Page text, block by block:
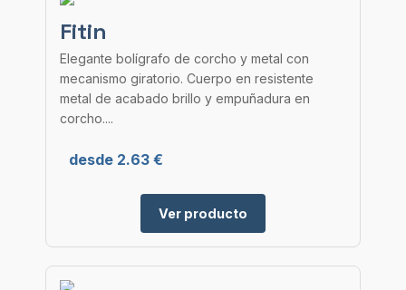
Fitin
Elegante bolígrafo de corcho y metal con
mecanismo giratorio. Cuerpo en resistente
metal de acabado brillo y empuñadura en
corcho....
desde 2.63 €
Ver producto